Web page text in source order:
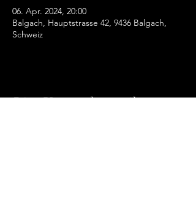
06. Apr. 2024, 20:00
Balgach, Hauptstrasse 42, 9436 Balgach,
Schweiz
Diese Veranstaltung teilen